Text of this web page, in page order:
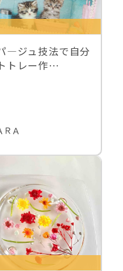
―ジュ技法で自分
トレー作…
Ａ